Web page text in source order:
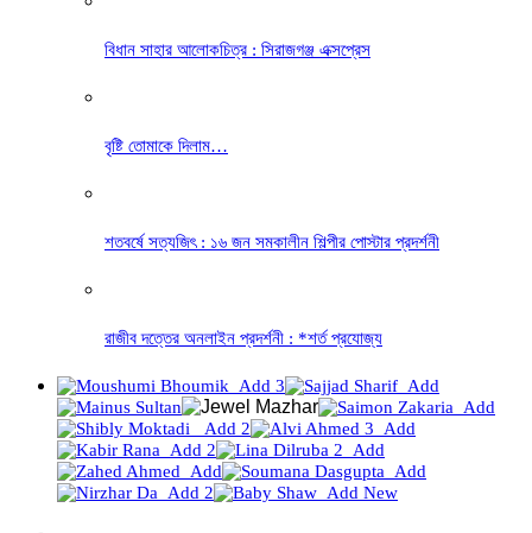
বিধান সাহার আলোকচিত্র : সিরাজগঞ্জ এক্সপ্রেস
বৃষ্টি তোমাকে দিলাম…
শতবর্ষে সত্যজিৎ : ১৬ জন সমকালীন শিল্পীর পোস্টার প্রদর্শনী
রাজীব দত্তের অনলাইন প্রদর্শনী : *শর্ত প্রযোজ্য